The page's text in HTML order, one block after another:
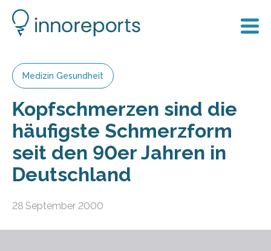
Medizin Gesundheit
Kopfschmerzen sind die
häufigste Schmerzform
seit den 90er Jahren in
Deutschland
28 September 2000